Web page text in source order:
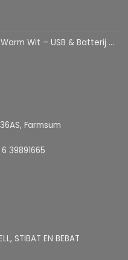
Tafellamp voor Kinderkamer – 28,5 x 24,5 cm
Farmsum
6 39891665
STIBAT EN BEBAT